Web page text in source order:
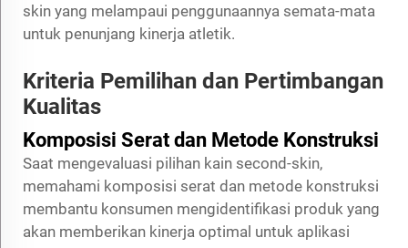
skin yang melampaui penggunaannya semata-mata
untuk penunjang kinerja atletik.
Kriteria Pemilihan dan Pertimbangan
Kualitas
Komposisi Serat dan Metode Konstruksi
Saat mengevaluasi pilihan kain second-skin,
memahami komposisi serat dan metode konstruksi
membantu konsumen mengidentifikasi produk yang
akan memberikan kinerja optimal untuk aplikasi